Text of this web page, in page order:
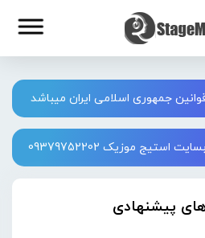
جمهوری اسلامی ایران میباشد
موزیک 09379752202
پیشنهادی